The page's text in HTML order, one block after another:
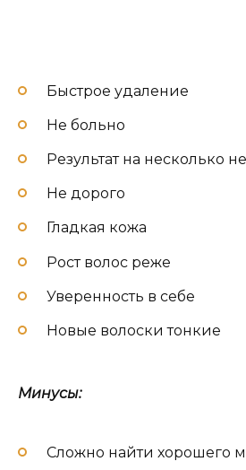
Быстрое удаление
Не больно
Результат на несколько
Не дорого
Гладкая кожа
Рост волос реже
Уверенность в себе
Новые волоски тонкие
Минусы:
Сложно найти хорошего